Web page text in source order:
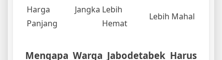
Harga Jangka
Panjang
Lebih
Hemat
Lebih Mahal
Mengapa Warga Jabodetabek Harus